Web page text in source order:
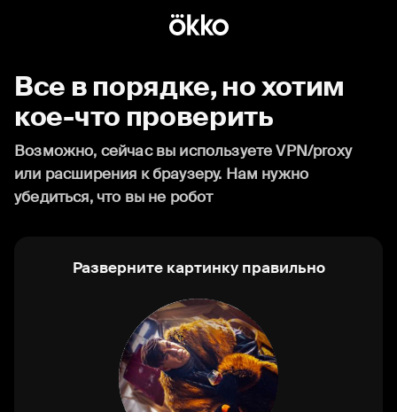
Все в порядке, но хотим
кое-что проверить
Возможно, сейчас вы используете VPN/proxy
или расширения к браузеру. Нам нужно
убедиться, что вы не робот
Разверните картинку правильно